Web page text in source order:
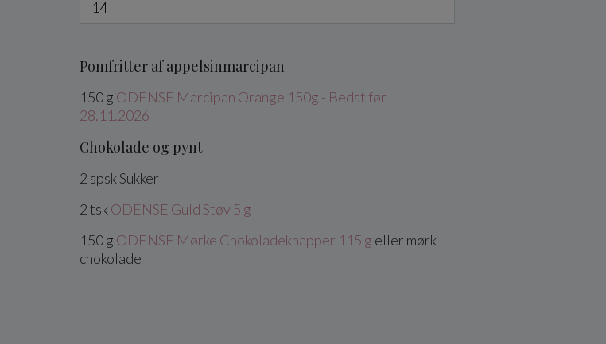
Pomfritter af appelsinmarcipan
150g ODENSE Marcipan Orange 150g - Bedst før
28.11.2026
Chokolade og pynt
2 spskSukker
2tsk ODENSE Guld Støv 5 g
150g ODENSE Mørke Chokoladeknapper 115 g eller mørk
chokolade